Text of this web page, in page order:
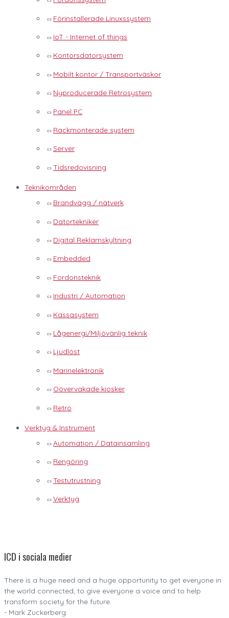
Förinstallerade Linuxssystem
IoT - Internet of things
Kontorsdatorsystem
Mobilt kontor / Transportväskor
Nyproducerade Retrosystem
Panel PC
Rackmonterade system
Server
Tidsredovisning
Teknikområden
Brandvägg / nätverk
Datortekniker
Digital Reklamskyltning
Embedded
Fordonsteknik
Industri / Automation
Kassasystem
Lågenergi/Miljövänlig teknik
Ljudlöst
Marinelektronik
Oövervakade kiosker
Retro
Verktyg & Instrument
Automation / Datainsamling
Rengöring
Testutrustning
Verktyg
ICD i sociala medier
There is a huge need and a huge opportunity to get everyone in
the world connected, to give everyone a voice and to help
transform society for the future.
- Mark Zuckerberg